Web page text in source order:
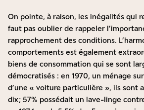
On pointe, à raison, les inégalités qui
faut pas oublier de rappeler
rapprochement des conditions.
comportements est également
biens de consommation qui se sont
démocratisés : en 1970, un ménage
d’une « voiture particulière », ils sont
dix ; 57% possédait un lave-linge